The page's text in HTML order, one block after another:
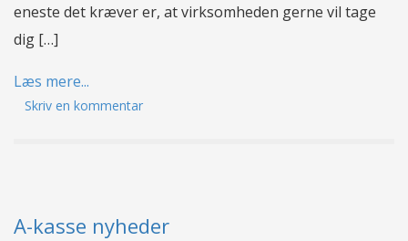
eneste det kræver er, at virksomheden gerne vil tage
dig […]
Læs mere...
Skriv en kommentar
A-kasse nyheder